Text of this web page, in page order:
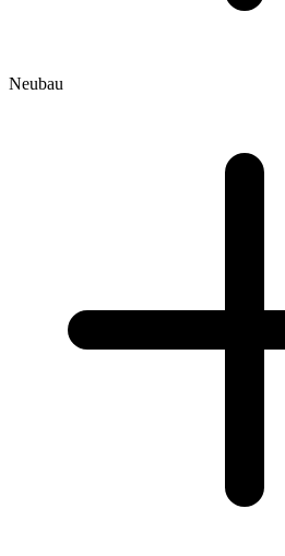
Neubau